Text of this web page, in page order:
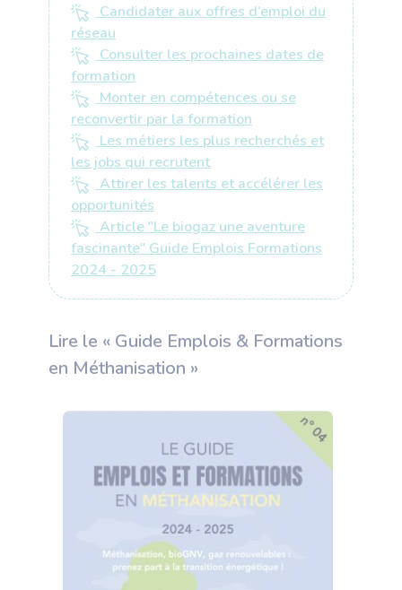
Candidater aux offres d’emploi du
réseau
Consulter les prochaines dates de
formation
Monter en compétences ou se
reconvertir par la formation
Les métiers les plus recherchés et
les jobs qui recrutent
Attirer les talents et accélérer les
opportunités
Article "Le biogaz une aventure
fascinante" Guide Emplois Formations
2024 - 2025
Lire le « Guide Emplois & Formations
en Méthanisation »